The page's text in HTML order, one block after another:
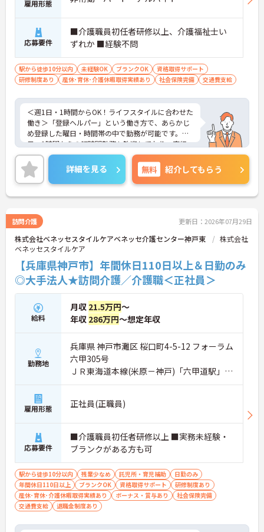
雇用形態
応募要件
■介護職員初任者研修以上、介護福祉士い
ずれか ■経験不問
駅から徒歩10分以内 未経験OK ブランクOK
資格取得サポート
研修制度あり
産休･育休･介護休暇取得実績あり 社会保険完備 交通費支給
＜週1日・1時間からOK！ライフスタイルに合わせた
働き＞「登録ヘルパー」という働き方で、あらかじ
め登録した曜日・時間帯の中で勤務が可能です。週1
日、1時間からの短時間勤務も歓迎しており、直行
直帰が基本なので、家事や育児、Wワークとの両立
もしやすい環境です。「毎週同じ曜日・時間帯」に
同じご利用者様を担当するスタイルなので、リズム
を作りやすく、ご利用者様ともじっくり信頼関係を
築けます。
る給与体系＞ 時給に加え、早朝・夜間や土日祝日の
割増手当が充実しています。さらに、ご利用者様宅
間の「移動時間」に対しても賃金が支払われるほ
か、急なキャンセル時の手当や、会議・研修参加時
の手当もしっかり支給されます。
詳細を見る 無料 紹介してもらう
訪問介護 更新日：2026年07月29日
株式会社ベネッセスタイルケアベネッセ介護センター神戸東
株式会社
ベネッセスタイルケア
【兵庫県神戸市】年間休日110日以上＆日勤のみ
◎大手法人★訪問介護／介護職＜正社員＞
給料
月収 21.5万円～
年収 286万円～想定年収
勤務地
兵庫県 神戸市灘区 桜口町4-5-12 フォーラム
六甲305号
ＪＲ東海道本線(米原－神戸)「六甲道駅」徒
歩3分
雇用形態 正社員(正職員)
応募要件
■介護職員初任者研修以上 ■実務未経験・
ブランクがある方も可
駅から徒歩10分以内 残業少なめ 託児所・育児補助
日勤のみ
年間休日110日以上
ブランクOK 資格取得サポート
研修制度あり
産休･育休･介護休暇取得実績あり
ボーナス・賞与あり
社会保険完備
交通費支給
退職金制度あり